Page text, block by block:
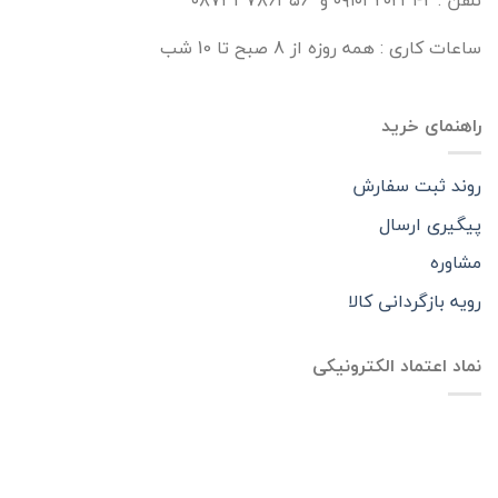
ساعات کاری : همه روزه از 8 صبح تا 10 شب
راهنمای خرید
روند ثبت سفارش
پیگیری ارسال
مشاوره
رویه بازگردانی کالا
نماد اعتماد الکترونیکی